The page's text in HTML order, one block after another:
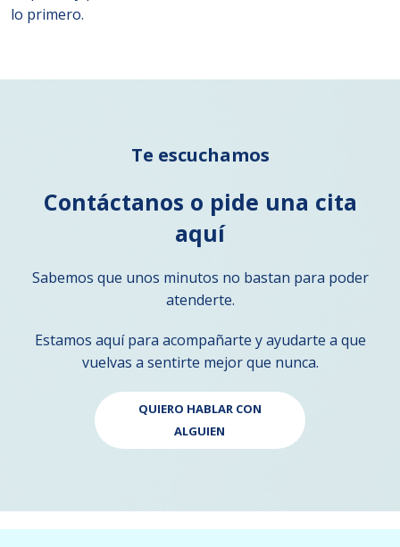
lo primero.
Te escuchamos
Contáctanos o pide una cita
aquí
Sabemos que unos minutos no bastan para poder
atenderte.
Estamos aquí para acompañarte y ayudarte a que
vuelvas a sentirte mejor que nunca.
QUIERO HABLAR CON
ALGUIEN